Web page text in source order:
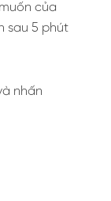
của
sau 5 phút
nhấn